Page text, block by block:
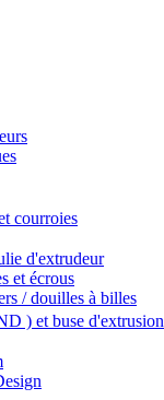
courroies
d'extrudeur
et écrous
/ douilles à billes
) et buse d'extrusion